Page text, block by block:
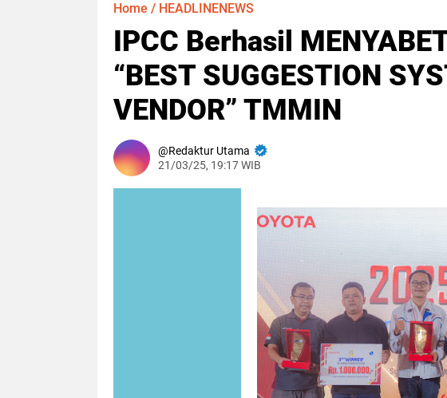
Home / HEADLINENEWS
IPCC Berhasil
“BEST SUGGESTION
VENDOR” TMMIN
Redaktur Utama
21/03/25, 19:17 WIB